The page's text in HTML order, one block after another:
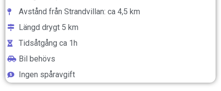
Avstånd från Strandvillan: ca 4,5 km
Längd drygt 5 km
Tidsåtgång ca 1h
Bil behövs
Ingen spåravgift